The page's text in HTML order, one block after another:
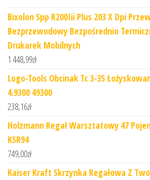
Bixolon Spp R200Iii Plus 203 X Dpi
Bezprzewodowy Bezpośrednio
Drukarek Mobilnych
1 448,99zł
Logo-Tools Obcinak Tc 3-35
4.9300 49300
238,16zł
Holzmann Regał Warsztatowy 47
KSR94
749,00zł
Kaiser Kraft Skrzynka Regałowa Z